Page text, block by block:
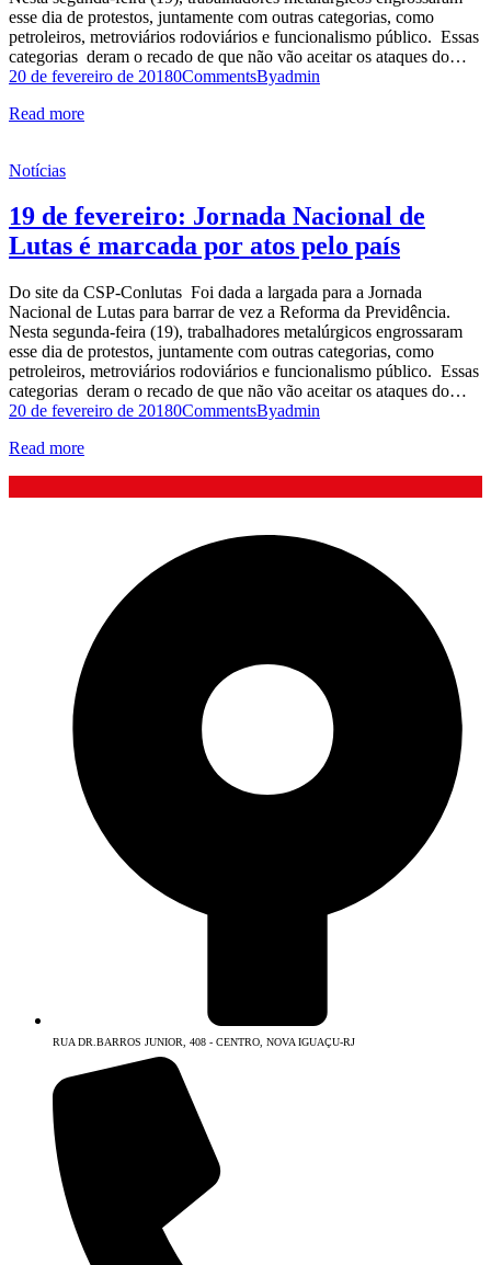
esse dia de protestos, juntamente com outras categorias, como
petroleiros, metroviários rodoviários e funcionalismo público. Essas
categorias deram o recado de que não vão aceitar os ataques do…
20 de fevereiro de 20180CommentsByadmin
Read more
Notícias
19 de fevereiro: Jornada Nacional de
Lutas é marcada por atos pelo país
Do site da CSP-Conlutas Foi dada a largada para a Jornada
Nacional de Lutas para barrar de vez a Reforma da Previdência.
Nesta segunda-feira (19), trabalhadores metalúrgicos engrossaram
esse dia de protestos, juntamente com outras categorias, como
petroleiros, metroviários rodoviários e funcionalismo público. Essas
categorias deram o recado de que não vão aceitar os ataques do…
20 de fevereiro de 20180CommentsByadmin
Read more
RUA DR.BARROS JUNIOR, 408 - CENTRO, NOVA IGUAÇU-RJ